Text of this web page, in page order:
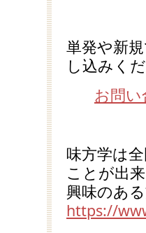
単発や新
し込みくだ
お問
味方学は
ことが出来
興味のあ
https://